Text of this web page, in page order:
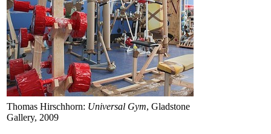
Thomas Hirschhorn: Universal Gym, Gladstone
Gallery, 2009